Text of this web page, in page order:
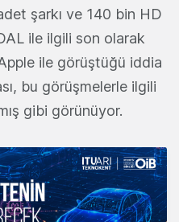
şarkı ve 140 bin HD
ile ilgili son olarak
ile görüştüğü iddia
bu görüşmelerle ilgili
gibi görünüyor.